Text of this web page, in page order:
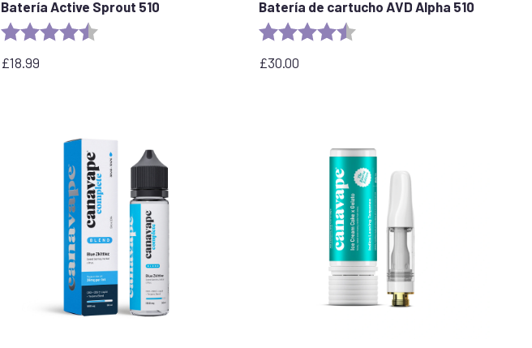
Batería Active Sprout 510
Valoración: 4,6 de 5 estrellas
£18.99
Batería de cartucho AVD Alpha 510
Valoración:
£30.00